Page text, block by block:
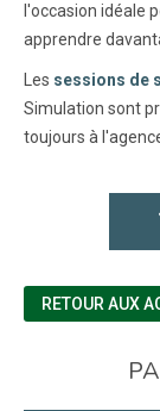
l'occasion idéale
apprendre
Les sessions de
Simulation sont
toujours à
RETOUR AUX